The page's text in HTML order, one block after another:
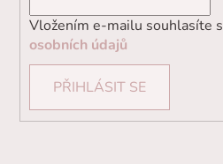
Vložením e-mailu souhlasíte s
osobních údajů
PŘIHLÁSIT SE